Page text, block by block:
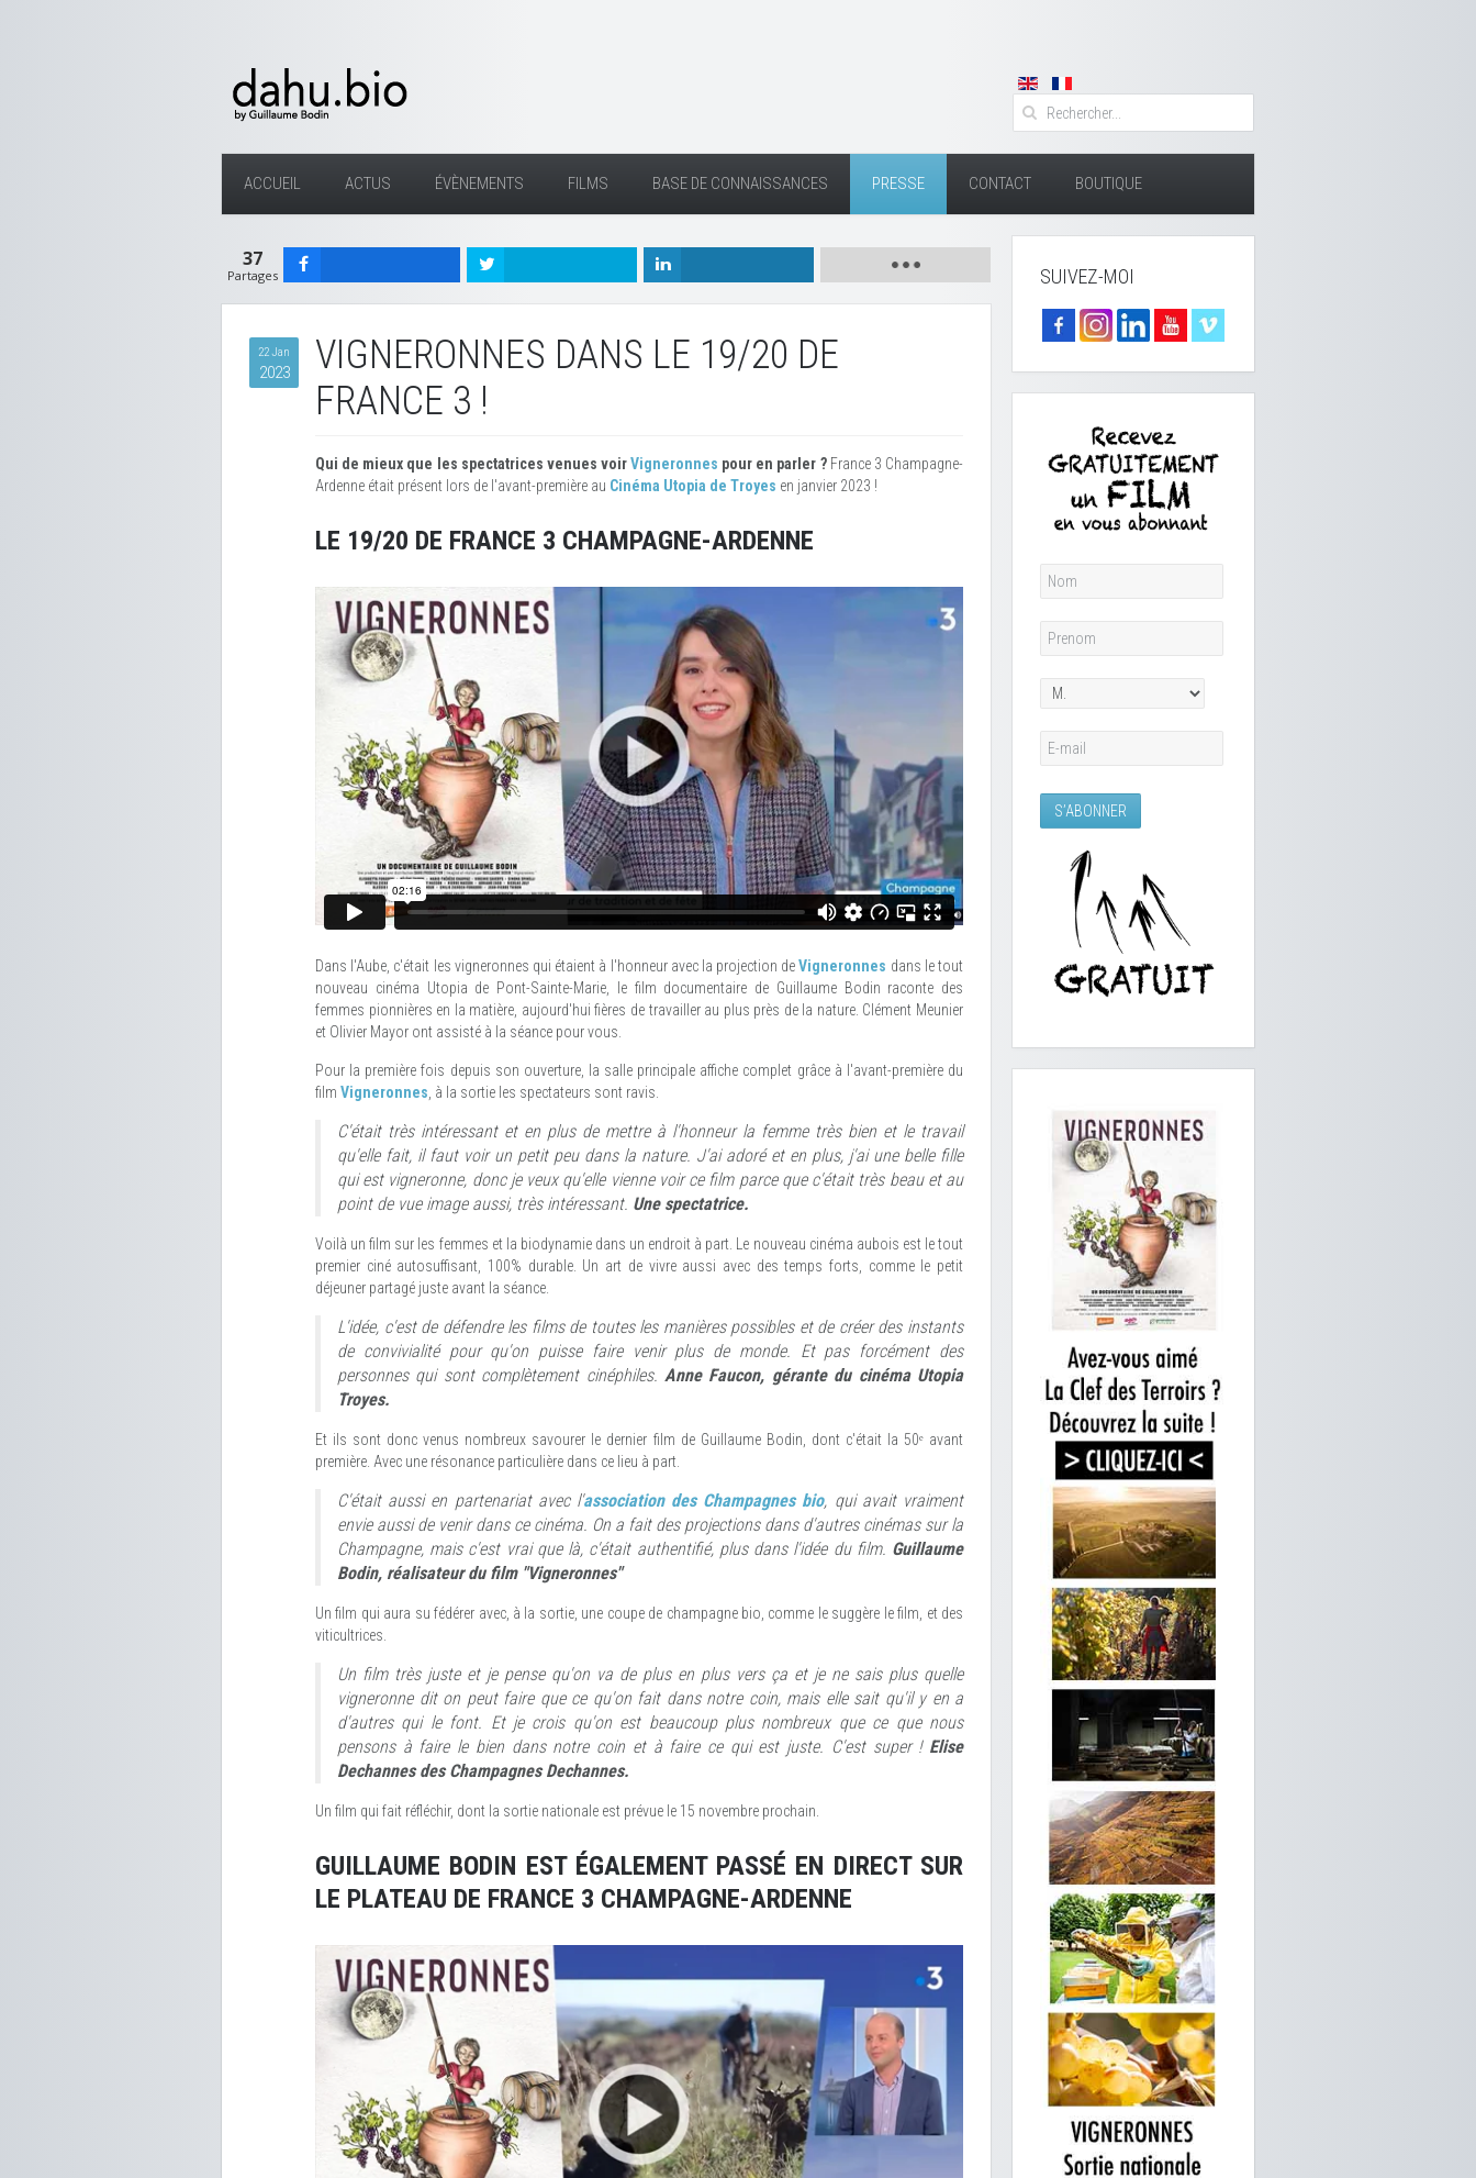
ACCUEIL ACTUS ÉVÈNEMENTS FILMS BASE DE CONNAISSANCES PRESSE CONTACT BOUTIQUE
37
Partages
22 Jan
2023
VIGNERONNES DANS LE 19/20 DE
FRANCE 3 !
Qui de mieux que les spectatrices venues voirVigneronnes pour en parler ? France 3 Champagne-
Ardenne était présent lors de l'avant-première au Cinéma Utopia de Troyes en janvier 2023 !
LE 19/20 DE FRANCE 3 CHAMPAGNE-ARDENNE
Dans l'Aube, c'était les vigneronnes qui étaient à l'honneur avec la projection deVigneronnes dans le tout
nouveau cinéma Utopia de Pont-Sainte-Marie, le film documentaire de Guillaume Bodin raconte des
femmes pionnières en la matière, aujourd'hui fières de travailler au plus près de la nature. Clément Meunier
et Olivier Mayor ont assisté à la séance pour vous.
Pour la première fois depuis son ouverture, la salle principale affiche complet grâce à l'avant-première du
film Vigneronnes , à la sortie les spectateurs sont ravis.
C'était très intéressant et en plus de mettre à l'honneur la femme très bien et le travail
qu'elle fait, il faut voir un petit peu dans la nature. J'ai adoré et en plus, j'ai une belle fille
qui est vigneronne, donc je veux qu'elle vienne voir ce film parce que c'était très beau et au
point de vue image aussi, très intéressant. Une spectatrice.
Voilà un film sur les femmes et la biodynamie dans un endroit à part. Le nouveau cinéma aubois est le tout
premier ciné autosuffisant, 100% durable. Un art de vivre aussi avec des temps forts, comme le petit
déjeuner partagé juste avant la séance.
L'idée, c'est de défendre les films de toutes les manières possibles et de créer des instants
de convivialité pour qu'on puisse faire venir plus de monde. Et pas forcément des
personnes qui sont complètement cinéphiles. Anne Faucon, gérante du cinéma Utopia
Troyes.
Et ils sont donc venus nombreux savourer le dernier film de Guillaume Bodin, dont c'était la 50ᵉ avant
première. Avec une résonance particulière dans ce lieu à part.
C'était aussi en partenariat avec l'association des Champagnes bio, qui avait vraiment
envie aussi de venir dans ce cinéma. On a fait des projections dans d'autres cinémas sur la
Champagne, mais c'est vrai que là, c'était authentifié, plus dans l'idée du film. Guillaume
Bodin, réalisateur du film "Vigneronnes"
Un film qui aura su fédérer avec, à la sortie, une coupe de champagne bio, comme le suggère le film, et des
viticultrices.
Un film très juste et je pense qu'on va de plus en plus vers ça et je ne sais plus quelle
vigneronne dit on peut faire que ce qu'on fait dans notre coin, mais elle sait qu'il y en a
d'autres qui le font. Et je crois qu'on est beaucoup plus nombreux que ce que nous
pensons à faire le bien dans notre coin et à faire ce qui est juste. C'est super ! Elise
Dechannes des Champagnes Dechannes.
Un film qui fait réfléchir, dont la sortie nationale est prévue le 15 novembre prochain.
GUILLAUME BODIN EST ÉGALEMENT PASSÉ EN DIRECT SUR
LE PLATEAU DE FRANCE 3 CHAMPAGNE-ARDENNE
SUIVEZ-MOI